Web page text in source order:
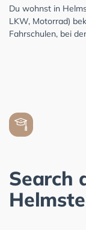
Du wohnst in
LKW, Motorrad)
Fahrschulen, bei
Search